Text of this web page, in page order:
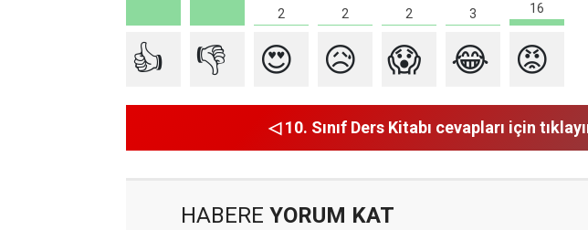
2 2 2 3 16
👍 👎 😍 😥 😱 😂 😡
◁ 10. Sınıf Ders Kitabı cevapları için
HABERE YORUM KAT